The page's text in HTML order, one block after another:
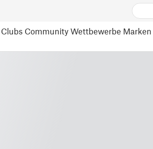
Clubs Community Wettbewerbe Marken